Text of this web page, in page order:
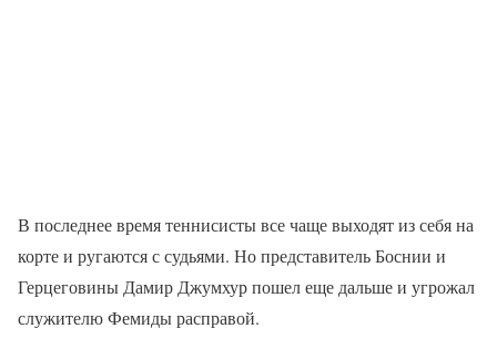
В последнее время теннисисты все чаще выходят из себя на
корте и ругаются с судьями. Но представитель Боснии и
Герцеговины Дамир Джумхур пошел еще дальше и угрожал
служителю Фемиды расправой.